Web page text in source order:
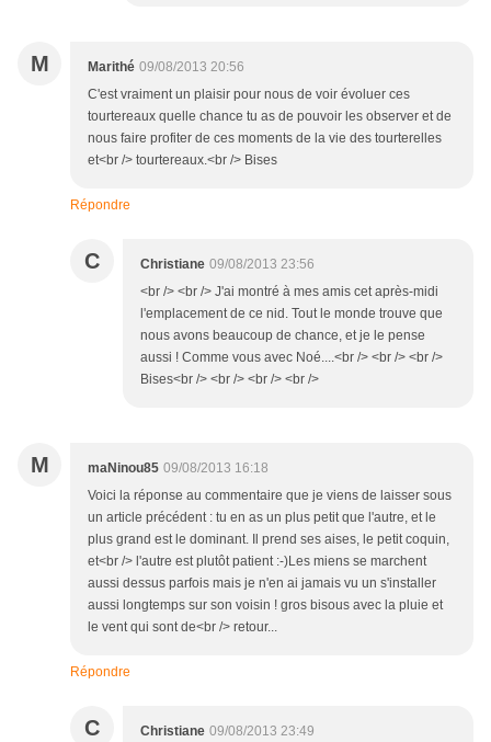
M Marithé 09/08/2013 20:56
C'est vraiment un plaisir pour nous de voir évoluer ces
tourtereaux quelle chance tu as de pouvoir les observer et de
nous faire profiter de ces moments de la vie des tourterelles
et<br /> tourtereaux.<br /> Bises
Répondre
C Christiane 09/08/2013 23:56
<br /> <br /> J'ai montré à mes amis cet après-midi
l'emplacement de ce nid. Tout le monde trouve que
nous avons beaucoup de chance, et je le pense
aussi ! Comme vous avec Noé....<br /> <br /> <br />
Bises<br /> <br /> <br /> <br />
M maNinou85 09/08/2013 16:18
Voici la réponse au commentaire que je viens de laisser sous
un article précédent : tu en as un plus petit que l'autre, et le
plus grand est le dominant. Il prend ses aises, le petit coquin,
et<br /> l'autre est plutôt patient :-)Les miens se marchent
aussi dessus parfois mais je n'en ai jamais vu un s'installer
aussi longtemps sur son voisin ! gros bisous avec la pluie et
le vent qui sont de<br /> retour...
Répondre
C Christiane 09/08/2013 23:49